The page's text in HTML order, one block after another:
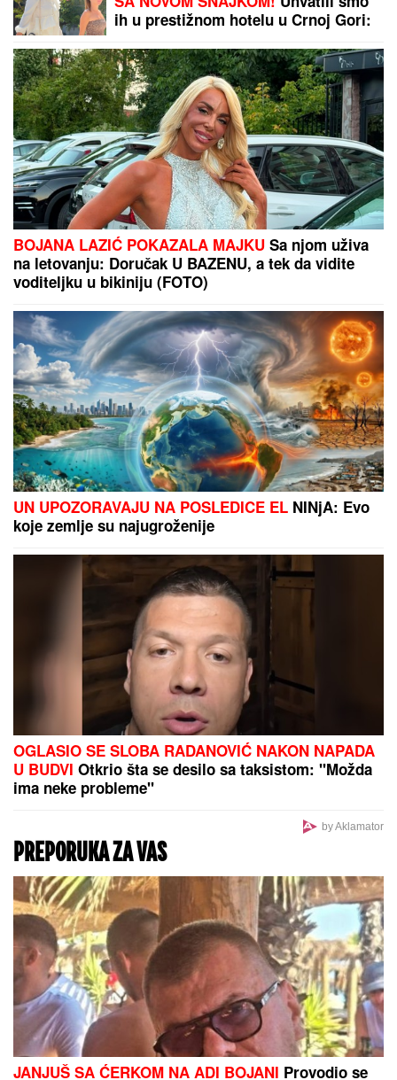
KAKAV TENISKI ŠOK:Aleksander
Zverev eliminisan u Montrealu!
Ruskinja i Turčin nisu bili u vezi?!
Devojku prvi put video pa počinio
stravičan zločin, novi detalji ubistva
u Borči
Ovako vaše telo reaguje kad pojedete PREVIŠE
BOROVNICA: Neodoljive su, zdrave i izuzetno važne
u lancu ishrane, ali i superhrana IMA SVOJE MANE
EKSKLUZIVNI PAPARACO BRENE
SA NOVOM SNAJKOM!
Uhvatili smo
ih u prestižnom hotelu u Crnoj Gori:
Pevačica skockana od glave do pete,
Viktorova devojka bez šminke
(VIDEO)
BOJANA LAZIĆ POKAZALA MAJKU
Sa njom uživa
na letovanju: Doručak U BAZENU, a tek da vidite
voditeljku u bikiniju (FOTO)